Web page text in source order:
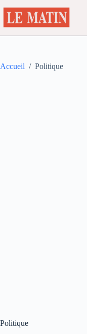
au
contenu
Accueil / Politique
Politique